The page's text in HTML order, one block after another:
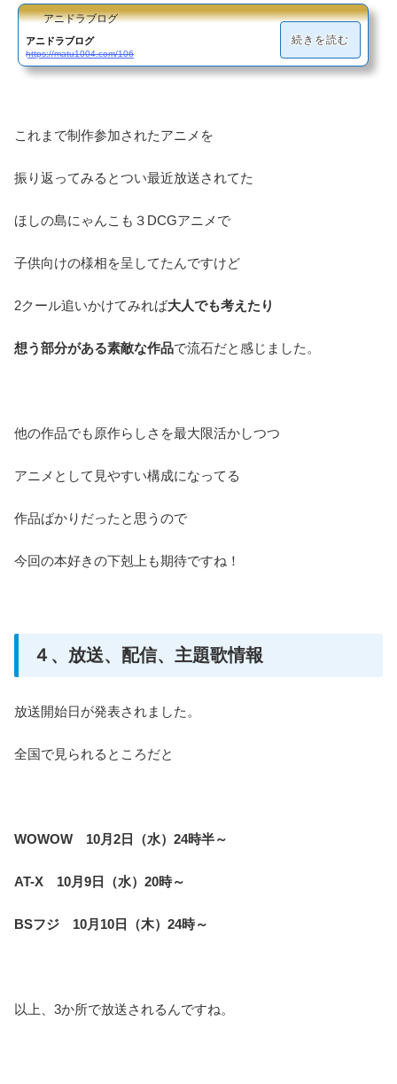
アニドラブログ
アニドラブログ
https://matu1004.com/106
続きを読む
これまで制作参加されたアニメを
振り返ってみるとつい最近放送されてた
ほしの島にゃんこも３DCGアニメで
子供向けの様相を呈してたんですけど
2クール追いかけてみれば大人でも考えたり
想う部分がある素敵な作品で流石だと感じました。
他の作品でも原作らしさを最大限活かしつつ
アニメとして見やすい構成になってる
作品ばかりだったと思うので
今回の本好きの下剋上も期待ですね！
４、放送、配信、主題歌情報
放送開始日が発表されました。
全国で見られるところだと
WOWOW 10月2日（水）24時半～
AT-X 10月9日（水）20時～
BSフジ 10月10日（木）24時～
以上、3か所で放送されるんですね。